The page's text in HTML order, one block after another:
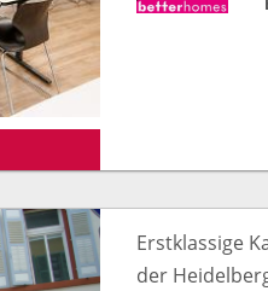
Erstklassige
der